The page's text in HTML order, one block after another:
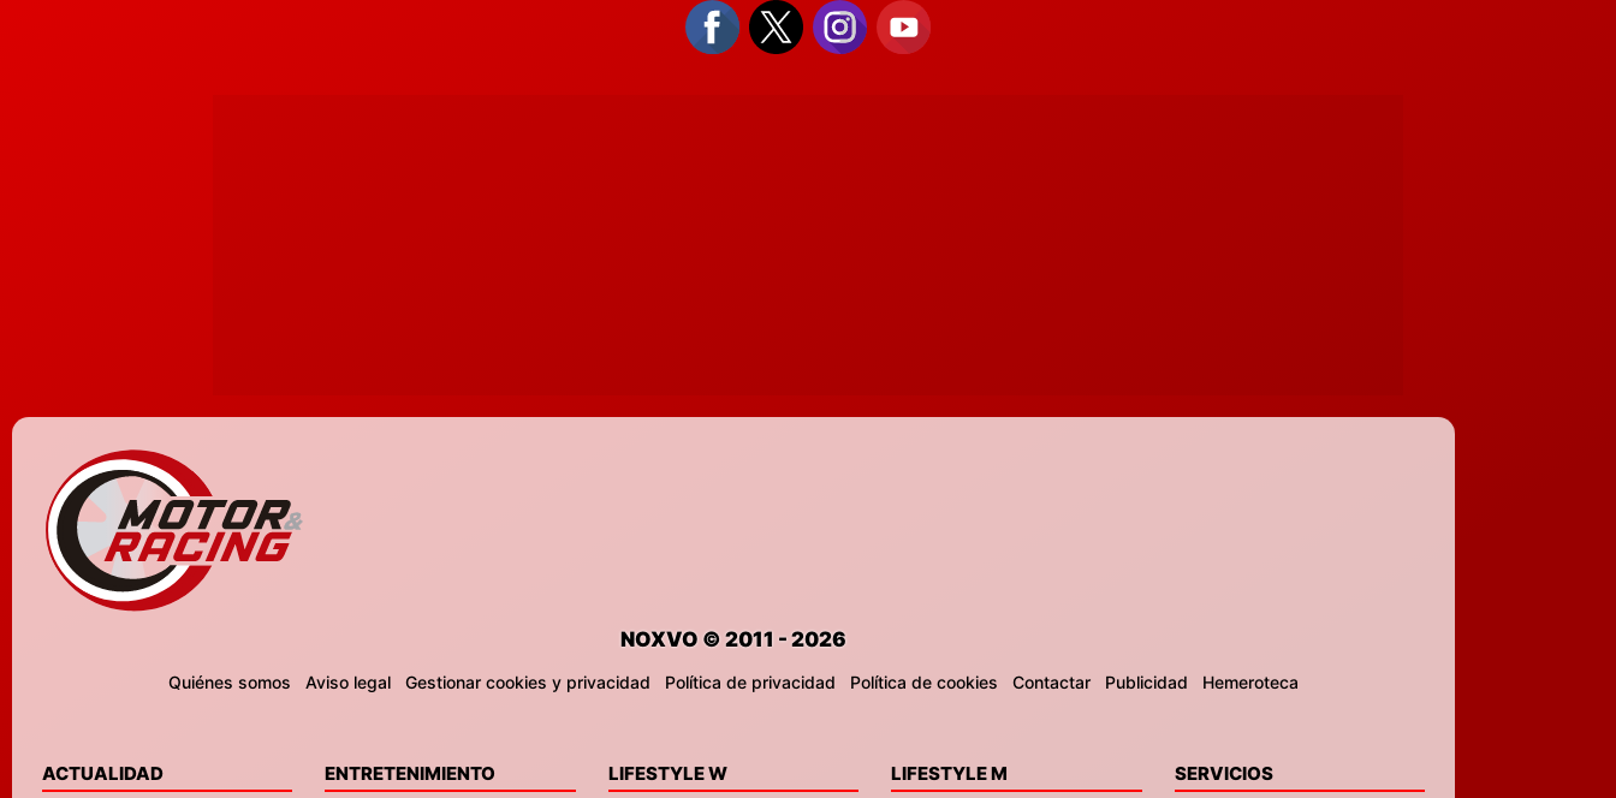
NOXVO © 2011 - 2026
Quiénes somos Aviso legal Gestionar cookies y privacidad Política de privacidad Política de cookies Contactar Publicidad Hemeroteca
ACTUALIDAD ENTRETENIMIENTO LIFESTYLE W LIFESTYLE M SERVICIOS